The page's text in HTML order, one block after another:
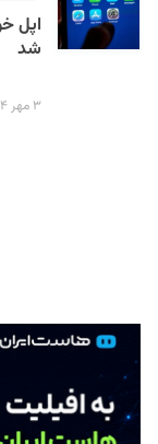
اپل
شد
۳ مهر ۱۴۰۴